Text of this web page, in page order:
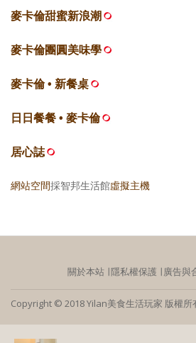
麥卡倫甜蜜新浪潮
麥卡倫團圓美味學
麥卡倫 • 新餐桌
日日餐餐 • 麥卡倫
居心誌
網站空間採智邦生活館虛擬主機
關於本站 ∣隱私權保護 ∣廣告與
Copyright © 2018 Yilan美食生活玩家 版權